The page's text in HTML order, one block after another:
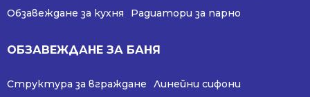
Обзавеждане за кухня
Радиатори за парно
ОБЗАВЕЖДАНЕ ЗА БАНЯ
Структура за вграждане
Линейни сифони